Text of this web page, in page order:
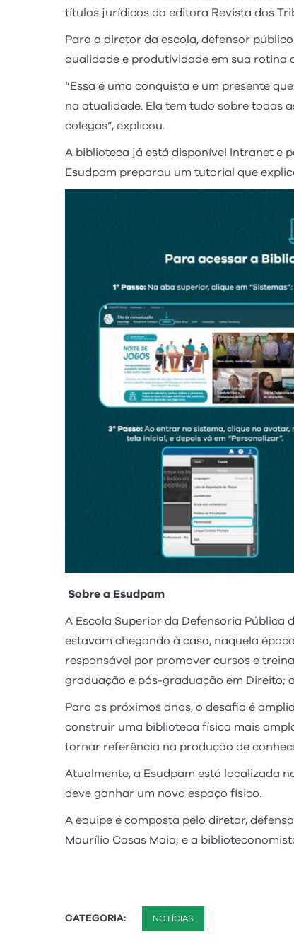
títulos jurídicos da editora Revista dos
Para o diretor da escola, defensor
qualidade e produtividade em sua rotina
“Essa é uma conquista e um presente
na atualidade. Ela tem tudo sobre todas
colegas”, explicou.
A biblioteca já está disponível Intranet e
Esudpam preparou um tutorial que
Sobre a Esudpam
A Escola Superior da Defensoria Pública
estavam chegando à casa, naquela
responsável por promover cursos e
graduação e pós-graduação em Direito;
Para os próximos anos, o desafio é
construir uma biblioteca física mais
tornar referência na produção de
Atualmente, a Esudpam está localizada
deve ganhar um novo espaço físico.
A equipe é composta pelo diretor,
Maurílio Casas Maia; e a
CATEGORIA: NOTÍCIAS